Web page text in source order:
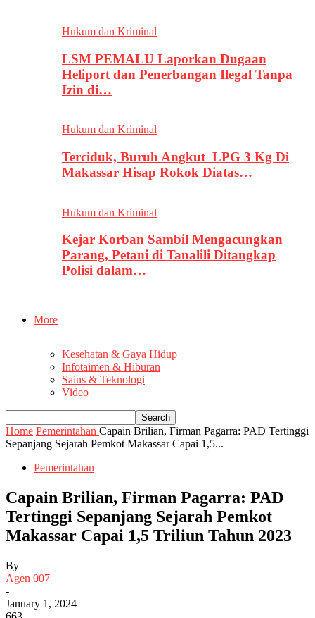
Hukum dan Kriminal
LSM PEMALU Laporkan Dugaan
Heliport dan Penerbangan Ilegal Tanpa
Izin di…
Hukum dan Kriminal
Terciduk, Buruh Angkut LPG 3 Kg Di
Makassar Hisap Rokok Diatas…
Hukum dan Kriminal
Kejar Korban Sambil Mengacungkan
Parang, Petani di Tanalili Ditangkap
Polisi dalam…
More
Kesehatan & Gaya Hidup
Infotaimen & Hiburan
Sains & Teknologi
Video
Home Pemerintahan Capain Brilian, Firman Pagarra: PAD Tertinggi
Sepanjang Sejarah Pemkot Makassar Capai 1,5...
Pemerintahan
Capain Brilian, Firman Pagarra: PAD
Tertinggi Sepanjang Sejarah Pemkot
Makassar Capai 1,5 Triliun Tahun 2023
By
Agen 007
-
January 1, 2024